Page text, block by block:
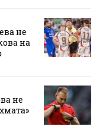
не
на
не